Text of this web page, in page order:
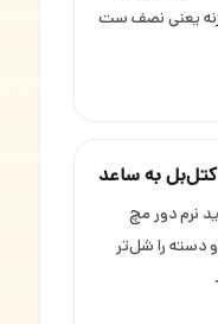
یعنی نصف ست
به ساعد
نرم دور مچ
دسته را شل‌تر